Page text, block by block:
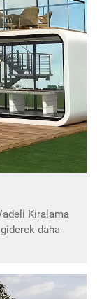
Kiralama
giderek daha